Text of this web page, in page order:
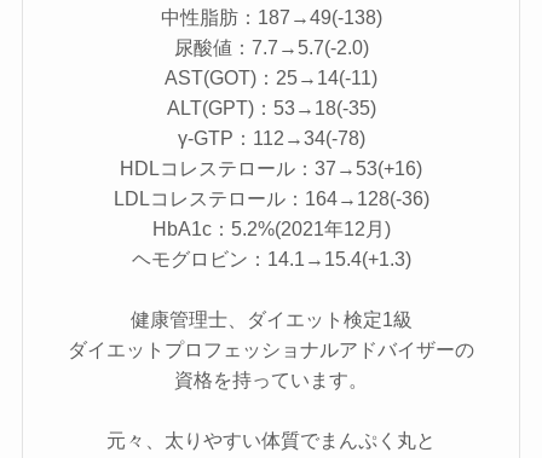
中性脂肪：187→49(-138)
尿酸値：7.7→5.7(-2.0)
AST(GOT)：25→14(-11)
ALT(GPT)：53→18(-35)
γ-GTP：112→34(-78)
HDLコレステロール：37→53(+16)
LDLコレステロール：164→128(-36)
HbA1c：5.2%(2021年12月)
ヘモグロビン：14.1→15.4(+1.3)
健康管理士、ダイエット検定1級
ダイエットプロフェッショナルアドバイザーの
資格を持っています。
元々、太りやすい体質でまんぷく丸と